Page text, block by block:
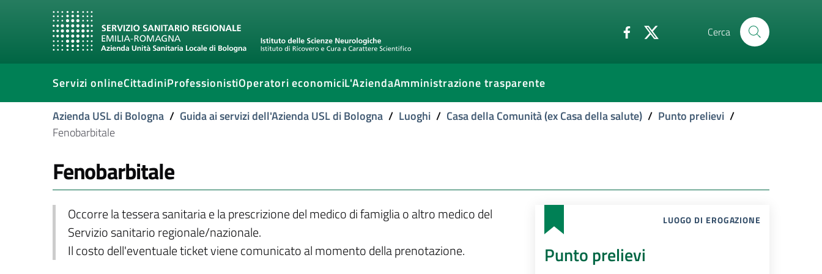
Cerca
Servizi onlineCittadiniProfessionistiOperatori economiciL'AziendaAmministrazione trasparente
Azienda USL di Bologna / Guida ai servizi dell'Azienda USL di Bologna / Luoghi / Casa della Comunità (ex Casa della salute) / Punto prelievi /
Fenobarbitale
Fenobarbitale
Occorre la tessera sanitaria e la prescrizione del medico di famiglia o altro medico del
Servizio sanitario regionale/nazionale.
Il costo dell'eventuale ticket viene comunicato al momento della prenotazione.
LUOGO DI EROGAZIONE
Punto prelievi